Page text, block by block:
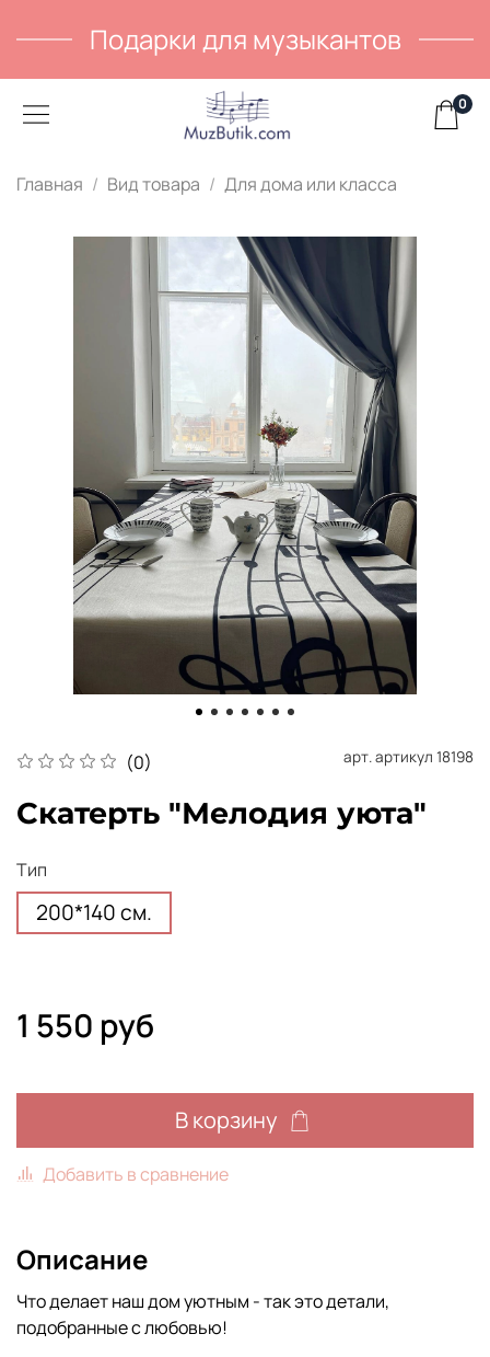
Подарки для музыкантов
0
Главная Вид товара Для дома или класса
(0) арт. артикул 18198
Скатерть "Мелодия уюта"
Тип
200*140 см.
1 550 руб
В корзину
Добавить в сравнение
Описание
Что делает наш дом уютным - так это детали,
подобранные с любовью!